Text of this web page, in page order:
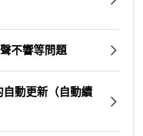
不響等問題
動更新（自動續